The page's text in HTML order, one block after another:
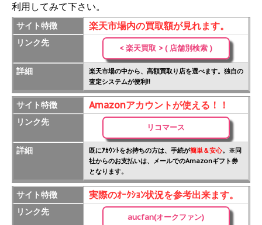
利用してみて下さい。
サイト特徴 楽天市場内の買取額が見れます。
リンク先
< 楽天買取 > ( 店舗別検索 )
詳細
楽天市場の中から、高額買取り店を選べます。独自の
査定システムが便利!!
サイト特徴 Amazonアカウントが使える！！
リンク先
リコマース
詳細 既にｱｶｳﾝﾄをお持ちの方は、手続が簡単＆安心。※同
社からのお支払いは、メールでのAmazonギフト券
となります。
サイト特徴 実際のｵｰｸｼｮﾝ状況を参考出来ます。
リンク先
aucfan(オークファン)